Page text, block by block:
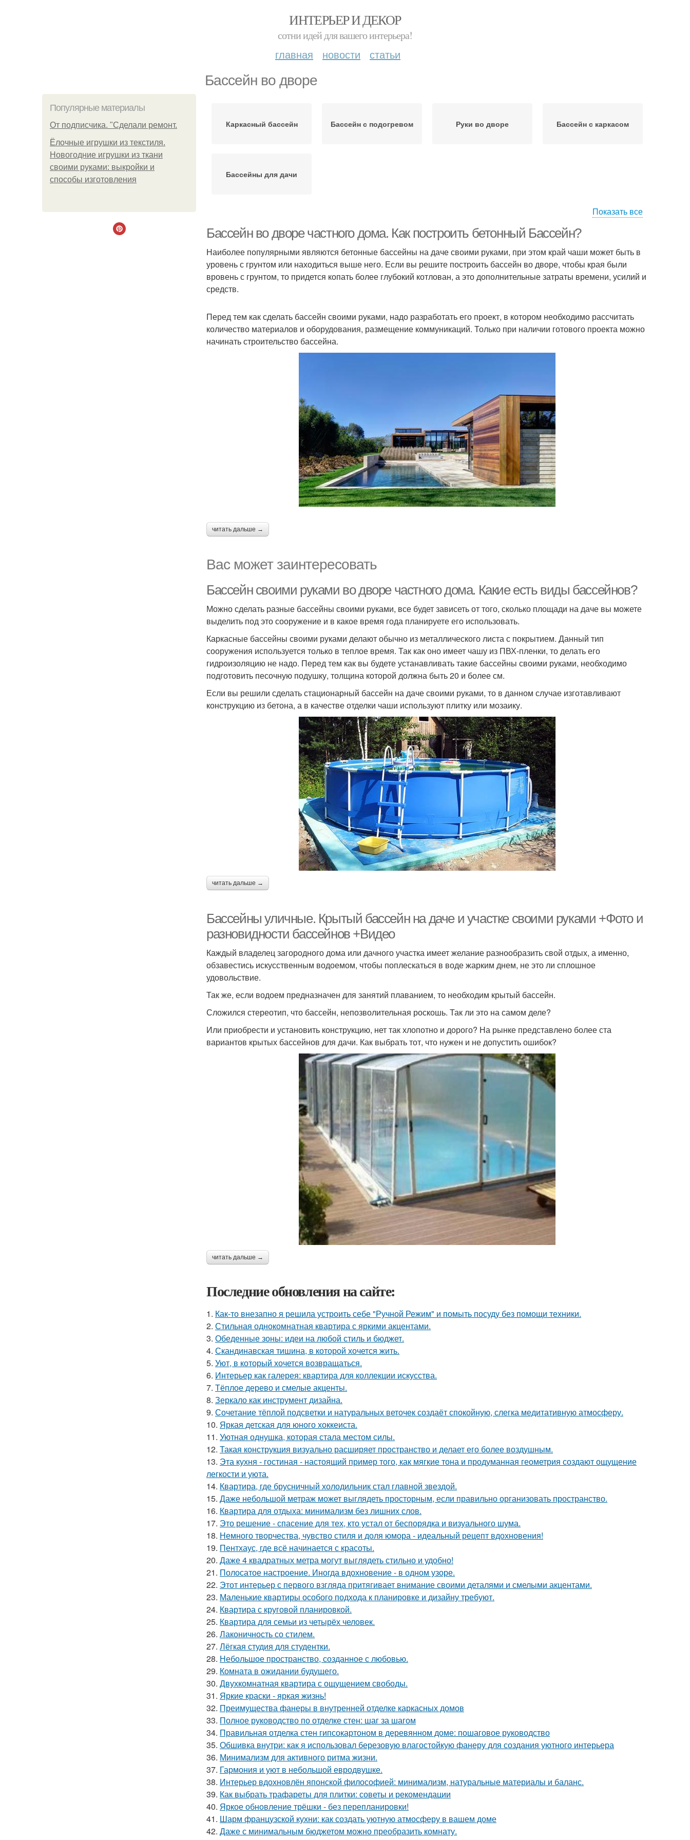
ИНТЕРЬЕР И ДЕКОР
сотни идей для вашего интерьера!
главная новости статьи
Бассейн во дворе
Популярные материалы
От подписчика. "Сделали ремонт.
Ёлочные игрушки из текстиля.
Новогодние игрушки из ткани
своими руками: выкройки и
способы изготовления
Каркасный бассейн Бассейн с подогревом Руки во дворе Бассейн с каркасом
Бассейны для дачи
Показать все
Бассейн во дворе частного дома. Как построить бетонный Бассейн?
Наиболее популярными являются бетонные бассейны на даче своими руками, при этом край чаши может быть в
уровень с грунтом или находиться выше него. Если вы решите построить бассейн во дворе, чтобы края были
вровень с грунтом, то придется копать более глубокий котлован, а это дополнительные затраты времени, усилий и
средств.
Перед тем как сделать бассейн своими руками, надо разработать его проект, в котором необходимо рассчитать
количество материалов и оборудования, размещение коммуникаций. Только при наличии готового проекта можно
начинать строительство бассейна.
читать дальше →
Вас может заинтересовать
Бассейн своими руками во дворе частного дома. Какие есть виды бассейнов?
Можно сделать разные бассейны своими руками, все будет зависеть от того, сколько площади на даче вы можете
выделить под это сооружение и в какое время года планируете его использовать.
Каркасные бассейны своими руками делают обычно из металлического листа с покрытием. Данный тип
сооружения используется только в теплое время. Так как оно имеет чашу из ПВХ-пленки, то делать его
гидроизоляцию не надо. Перед тем как вы будете устанавливать такие бассейны своими руками, необходимо
подготовить песочную подушку, толщина которой должна быть 20 и более см.
Если вы решили сделать стационарный бассейн на даче своими руками, то в данном случае изготавливают
конструкцию из бетона, а в качестве отделки чаши используют плитку или мозаику.
читать дальше →
Бассейны уличные. Крытый бассейн на даче и участке своими руками +Фото и
разновидности бассейнов +Видео
Каждый владелец загородного дома или дачного участка имеет желание разнообразить свой отдых, а именно,
обзавестись искусственным водоемом, чтобы поплескаться в воде жарким днем, не это ли сплошное
удовольствие.
Так же, если водоем предназначен для занятий плаванием, то необходим крытый бассейн.
Сложился стереотип, что бассейн, непозволительная роскошь. Так ли это на самом деле?
Или приобрести и установить конструкцию, нет так хлопотно и дорого? На рынке представлено более ста
вариантов крытых бассейнов для дачи. Как выбрать тот, что нужен и не допустить ошибок?
читать дальше →
Последние обновления на сайте:
1. Как-то внезапно я решила устроить себе "Ручной Режим" и помыть посуду без помощи техники.
2. Стильная однокомнатная квартира с яркими акцентами.
3. Обеденные зоны: идеи на любой стиль и бюджет.
4. Скандинавская тишина, в которой хочется жить.
5. Уют, в который хочется возвращаться.
6. Интерьер как галерея: квартира для коллекции искусства.
7. Тёплое дерево и смелые акценты.
8. Зеркало как инструмент дизайна.
9. Сочетание тёплой подсветки и натуральных веточек создаёт спокойную, слегка медитативную атмосферу.
10. Яркая детская для юного хоккеиста.
11. Уютная однушка, которая стала местом силы.
12. Такая конструкция визуально расширяет пространство и делает его более воздушным.
13. Эта кухня - гостиная - настоящий пример того, как мягкие тона и продуманная геометрия создают ощущение
легкости и уюта.
14. Квартира, где брусничный холодильник стал главной звездой.
15. Даже небольшой метраж может выглядеть просторным, если правильно организовать пространство.
16. Квартира для отдыха: минимализм без лишних слов.
17. Это решение - спасение для тех, кто устал от беспорядка и визуального шума.
18. Немного творчества, чувство стиля и доля юмора - идеальный рецепт вдохновения!
19. Пентхаус, где всё начинается с красоты.
20. Даже 4 квадратных метра могут выглядеть стильно и удобно!
21. Полосатое настроение. Иногда вдохновение - в одном узоре.
22. Этот интерьер с первого взгляда притягивает внимание своими деталями и смелыми акцентами.
23. Маленькие квартиры особого подхода к планировке и дизайну требуют.
24. Квартира с круговой планировкой.
25. Квартира для семьи из четырёх человек.
26. Лаконичность со стилем.
27. Лёгкая студия для студентки.
28. Небольшое пространство, созданное с любовью.
29. Комната в ожидании будущего.
30. Двухкомнатная квартира с ощущением свободы.
31. Яркие краски - яркая жизнь!
32. Преимущества фанеры в внутренней отделке каркасных домов
33. Полное руководство по отделке стен: шаг за шагом
34. Правильная отделка стен гипсокартоном в деревянном доме: пошаговое руководство
35. Обшивка внутри: как я использовал березовую влагостойкую фанеру для создания уютного интерьера
36. Минимализм для активного ритма жизни.
37. Гармония и уют в небольшой евродвушке.
38. Интерьер вдохновлён японской философией: минимализм, натуральные материалы и баланс.
39. Как выбрать трафареты для плитки: советы и рекомендации
40. Яркое обновление трёшки - без перепланировки!
41. Шарм французской кухни: как создать уютную атмосферу в вашем доме
42. Даже с минимальным бюджетом можно преобразить комнату.